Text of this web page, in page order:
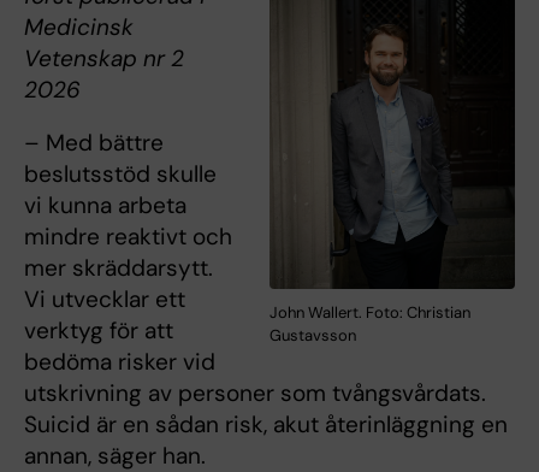
John Wallert. Foto: Christian
Gustavsson
Medicinsk
Vetenskap nr 2
2026
– Med bättre
beslutsstöd skulle
vi kunna arbeta
mindre reaktivt och
mer skräddarsytt.
Vi utvecklar ett
verktyg för att
bedöma risker vid
utskrivning av personer som tvångsvårdats.
Suicid är en sådan risk, akut återinläggning en
annan, säger han.